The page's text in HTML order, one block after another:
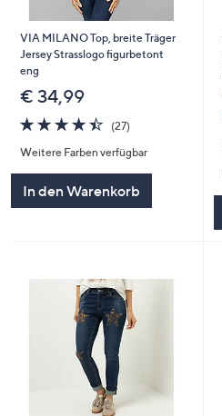
VIA MILANO Top, breite Träger
Jersey Strasslogo figurbetont
eng
€ 34,99
4.4
von
5
(27)27
Weitere Farben verfügbar
In den Warenkorb